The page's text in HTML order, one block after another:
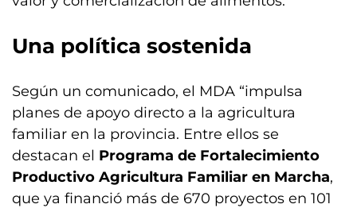
Una política sostenida
Según un comunicado, el MDA “impulsa
planes de apoyo directo a la agricultura
familiar en la provincia. Entre ellos se
destacan el Programa de Fortalecimiento
Productivo Agricultura Familiar en Marcha,
que ya financió más de 670 proyectos en 101